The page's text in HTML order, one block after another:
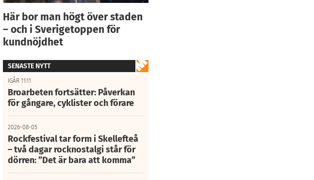
Här bor man högt över staden
– och i Sverigetoppen för
kundnöjdhet
SENASTE NYTT
IGÅR 11:11
Broarbeten fortsätter: Påverkan
för gångare, cyklister och förare
2026-08-05
Rockfestival tar form i Skellefteå
– två dagar rocknostalgi står för
dörren: ”Det är bara att komma”